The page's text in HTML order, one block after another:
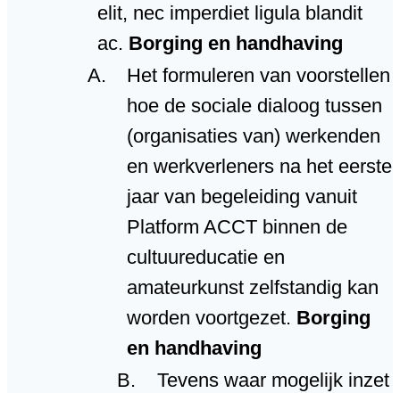
elit, nec imperdiet ligula blandit
ac. Borging en handhaving
Het formuleren van voorstellen
hoe de sociale dialoog tussen
(organisaties van) werkenden
en werkverleners na het eerste
jaar van begeleiding vanuit
Platform ACCT binnen de
cultuureducatie en
amateurkunst zelfstandig kan
worden voortgezet. Borging
en handhaving
Tevens waar mogelijk inzet